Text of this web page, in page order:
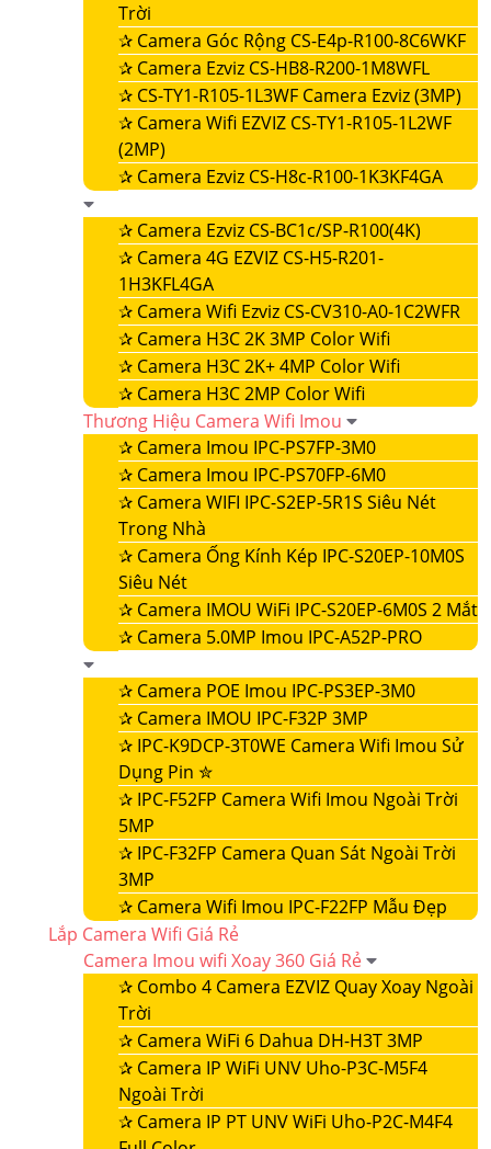
Trời
✰ Camera Góc Rộng CS-E4p-R100-8C6WKF
✰ Camera Ezviz CS-HB8-R200-1M8WFL
✰ CS-TY1-R105-1L3WF Camera Ezviz (3MP)
✰ Camera Wifi EZVIZ CS-TY1-R105-1L2WF
(2MP)
✰ Camera Ezviz CS-H8c-R100-1K3KF4GA
✰ Camera Ezviz CS-BC1c/SP-R100(4K)
✰ Camera 4G EZVIZ CS-H5-R201-
1H3KFL4GA
✰ Camera Wifi Ezviz CS-CV310-A0-1C2WFR
✰ Camera H3C 2K 3MP Color Wifi
✰ Camera H3C 2K+ 4MP Color Wifi
✰ Camera H3C 2MP Color Wifi
Thương Hiệu Camera Wifi Imou
✰ Camera Imou IPC-PS7FP-3M0
✰ Camera Imou IPC-PS70FP-6M0
✰ Camera WIFI IPC-S2EP-5R1S Siêu Nét
Trong Nhà
✰ Camera Ống Kính Kép IPC-S20EP-10M0S
Siêu Nét
✰ Camera IMOU WiFi IPC-S20EP-6M0S 2 Mắt
✰ Camera 5.0MP Imou IPC-A52P-PRO
✰ Camera POE Imou IPC-PS3EP-3M0
✰ Camera IMOU IPC-F32P 3MP
✰ IPC-K9DCP-3T0WE Camera Wifi Imou Sử
Dụng Pin ✮
✰ IPC-F52FP Camera Wifi Imou Ngoài Trời
5MP
✰ IPC-F32FP Camera Quan Sát Ngoài Trời
3MP
✰ Camera Wifi Imou IPC-F22FP Mẫu Đẹp
Lắp Camera Wifi Giá Rẻ
Camera Imou wifi Xoay 360 Giá Rẻ
✰ Combo 4 Camera EZVIZ Quay Xoay Ngoài
Trời
✰ Camera WiFi 6 Dahua DH-H3T 3MP
✰ Camera IP WiFi UNV Uho-P3C-M5F4
Ngoài Trời
✰ Camera IP PT UNV WiFi Uho-P2C-M4F4